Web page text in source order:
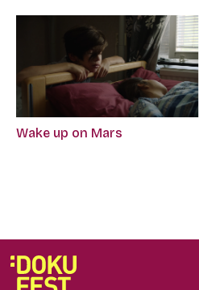
Wake up on Mars